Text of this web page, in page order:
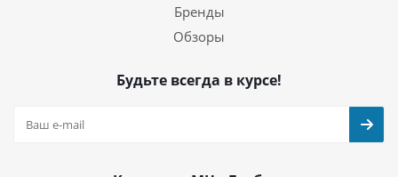
Бренды
Обзоры
Будьте всегда в курсе!